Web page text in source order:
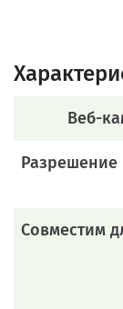
Веб-
Разрешение
Совместим